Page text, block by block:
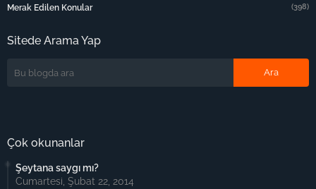
Merak Edilen Konular (398)
Sitede Arama Yap
Çok okunanlar
Şeytana saygı mı?
Cumartesi, Şubat 22, 2014